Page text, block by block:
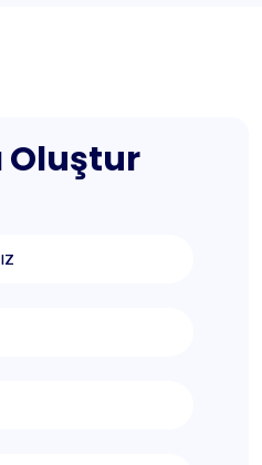
Oluştur